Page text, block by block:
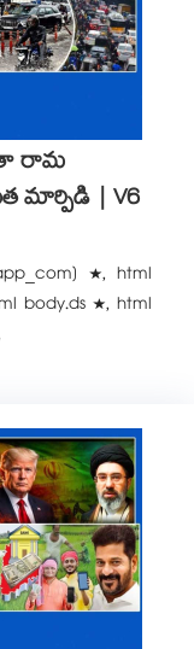
రామ
మార్పిడి | V6
*, html
body.ds *, html